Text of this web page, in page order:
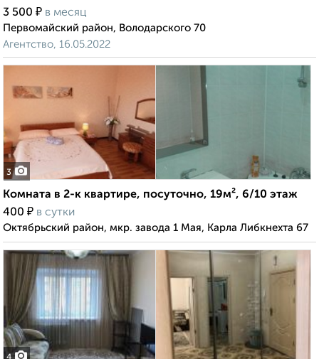
3 500 ₽ в месяц
Первомайский район, Володарского 70
Агентство, 16.05.2022
3
Комната в 2-к квартире, посуточно, 19м², 6/10 этаж
400 ₽ в сутки
Октябрьский район, мкр. завода 1 Мая, Карла Либкнехта 67